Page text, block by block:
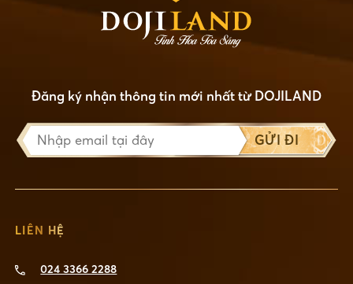
LIÊN HỆ
024 3366 2288
Đăng ký nhận thông tin mới nhất từ DOJILAND
GỬI ĐI